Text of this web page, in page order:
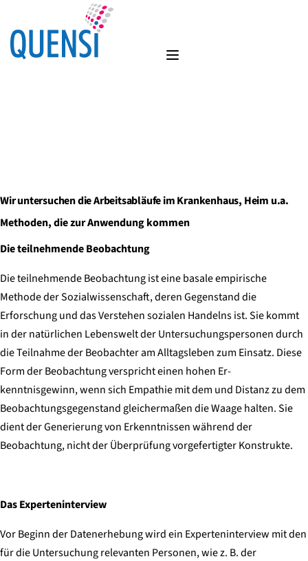
Wir untersuchen die Arbeitsabläufe im Krankenhaus, Heim u.a.
Methoden, die zur Anwendung kommen
Die teilnehmende Beobachtung
Die teilnehmende Beobachtung ist eine basale empirische
Methode der Sozialwissenschaft, deren Gegenstand die
Erforschung und das Verstehen sozialen Handelns ist. Sie kommt
in der natürlichen Lebenswelt der Untersuchungspersonen durch
die Teilnahme der Beobachter am Alltagsleben zum Einsatz. Diese
Form der Beobachtung verspricht einen hohen Er-
kenntnisgewinn, wenn sich Empathie mit dem und Distanz zu dem
Beobachtungsgegenstand gleichermaßen die Waage halten. Sie
dient der Generierung von Erkenntnissen während der
Beobachtung, nicht der Überprüfung vorgefertigter Konstrukte.
Das Experteninterview
Vor Beginn der Datenerhebung wird ein Experteninterview mit den
für die Untersuchung relevanten Personen, wie z. B. der